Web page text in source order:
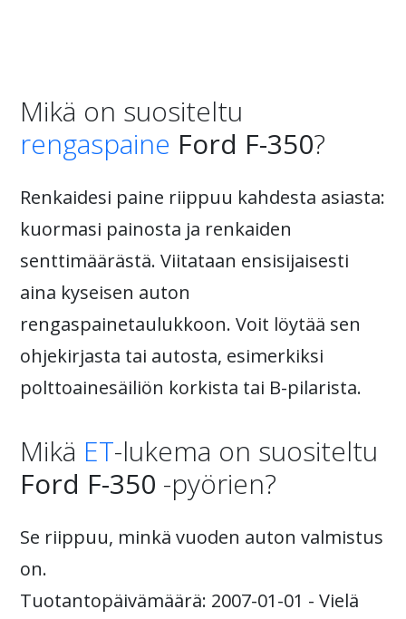
Mikä on suositeltu
rengaspaine Ford F-350?
Renkaidesi paine riippuu kahdesta asiasta:
kuormasi painosta ja renkaiden
senttimäärästä. Viitataan ensisijaisesti
aina kyseisen auton
rengaspainetaulukkoon. Voit löytää sen
ohjekirjasta tai autosta, esimerkiksi
polttoainesäiliön korkista tai B-pilarista.
Mikä ET-lukema on suositeltu
Ford F-350 -pyörien?
Se riippuu, minkä vuoden auton valmistus
on.
Tuotantopäivämäärä: 2007-01-01 - Vielä